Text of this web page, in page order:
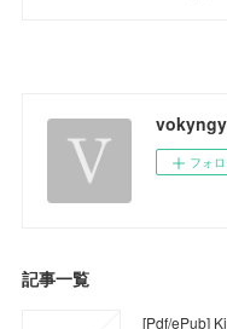
フォ
記事一覧
[Pdf/ePub]